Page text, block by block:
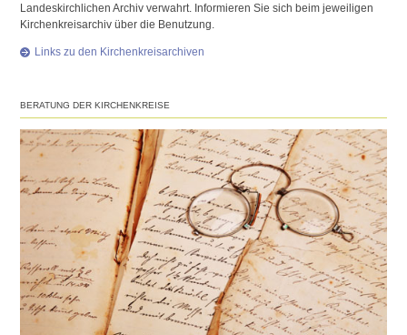
Landeskirchlichen Archiv verwahrt. Informieren Sie sich beim jeweiligen
Kirchenkreisarchiv über die Benutzung.
Links zu den Kirchenkreisarchiven
BERATUNG DER KIRCHENKREISE